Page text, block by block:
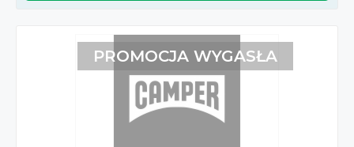
PROMOCJA WYGASŁA